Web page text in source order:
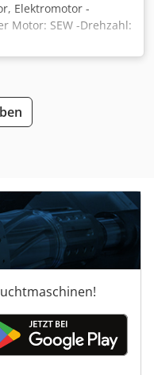
Elektromotor -
Motor: SEW -Drehzahl:
-Bauform: B3 -
Am Uock -